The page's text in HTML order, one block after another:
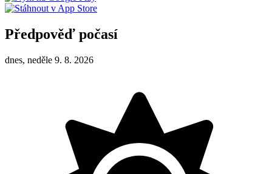
Předpověď počasí
dnes, neděle 9. 8. 2026